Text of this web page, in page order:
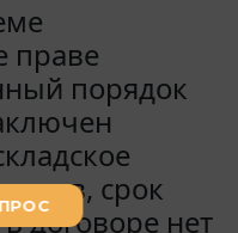
праве
порядок
срок
договоре нет